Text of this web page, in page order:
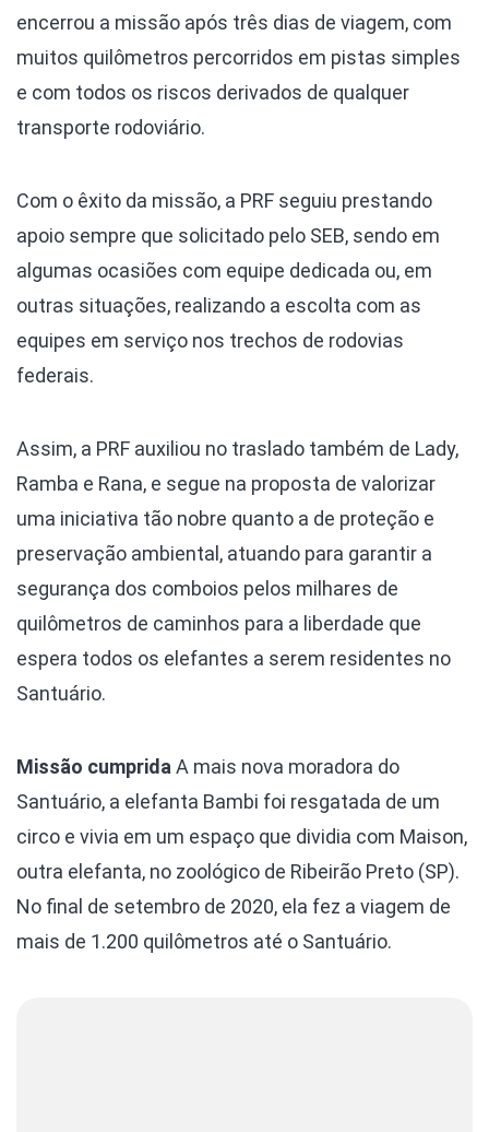
encerrou a missão após três dias de viagem, com
muitos quilômetros percorridos em pistas simples
e com todos os riscos derivados de qualquer
transporte rodoviário.
Com o êxito da missão, a PRF seguiu prestando
apoio sempre que solicitado pelo SEB, sendo em
algumas ocasiões com equipe dedicada ou, em
outras situações, realizando a escolta com as
equipes em serviço nos trechos de rodovias
federais.
Assim, a PRF auxiliou no traslado também de Lady,
Ramba e Rana, e segue na proposta de valorizar
uma iniciativa tão nobre quanto a de proteção e
preservação ambiental, atuando para garantir a
segurança dos comboios pelos milhares de
quilômetros de caminhos para a liberdade que
espera todos os elefantes a serem residentes no
Santuário.
Missão cumprida A mais nova moradora do
Santuário, a elefanta Bambi foi resgatada de um
circo e vivia em um espaço que dividia com Maison,
outra elefanta, no zoológico de Ribeirão Preto (SP).
No final de setembro de 2020, ela fez a viagem de
mais de 1.200 quilômetros até o Santuário.